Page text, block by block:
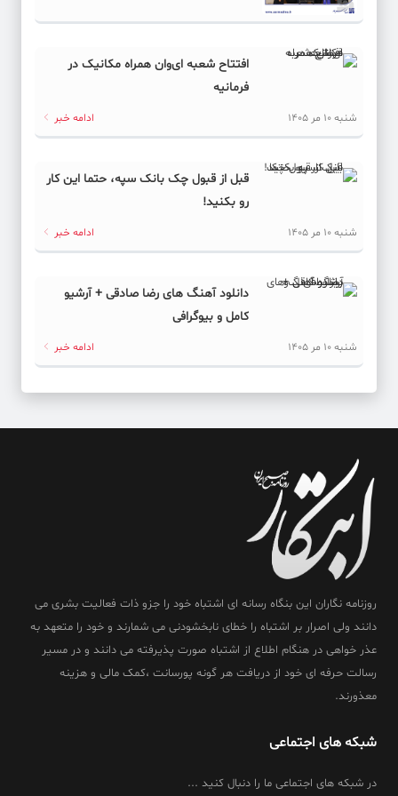
کد خبر: 62010
رونمایی از دو خرید جدید پرسپولیس!
آیفون در کدام کشور گران‌تر است؟
ایران و آمریکا، ادامه مسیر نیمه جنگ و صلح
کد خبر: 62004
زردترین سناریوی این روزهای اینستاگرام
کد خبر: 62003
کد خبر: 62017
عقب‌نشینی موقت واشنگتن
کد خبر: 61980
کد خبر: 61985
اقتصاد ایران جنگی، سیاست‌گذاری همچنان عادی
کد خبر: 62022
افتتاح شعبه ای‌وان همراه مکانیک در
فرمانیه
شنبه 10 مر 1405 ادامه خبر
قبل از قبول چک بانک سپه، حتما این کار
رو بکنید!
شنبه 10 مر 1405 ادامه خبر
دانلود آهنگ های رضا صادقی + آرشیو
کامل و بیوگرافی
شنبه 10 مر 1405 ادامه خبر
روزنامه نگاران این بنگاه رسانه ای اشتباه خود را جزو ذات فعالیت بشری می
دانند ولی اصرار بر اشتباه را خطای نابخشودنی می شمارند و خود را متعهد به
عذر خواهی در هنگام اطلاع از اشتباه صورت پذیرفته می دانند و در مسیر
رسالت حرفه ای خود از دریافت هر گونه پورسانت ،کمک مالی و هزینه
معذورند.
شبکه های اجتماعی
در شبکه های اجتماعی ما را دنبال کنید ...